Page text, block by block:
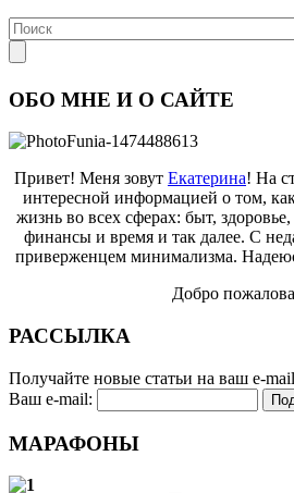
ОБО МНЕ И О САЙТЕ
Привет! Меня зовут Екатерина! На
интересной информацией о том,
жизнь во всех сферах: быт,
финансы и время и так далее. С
приверженцем минимализма.
Добро
РАССЫЛКА
Получайте новые статьи на ваш e-mail
Ваш e-mail:
МАРАФОНЫ